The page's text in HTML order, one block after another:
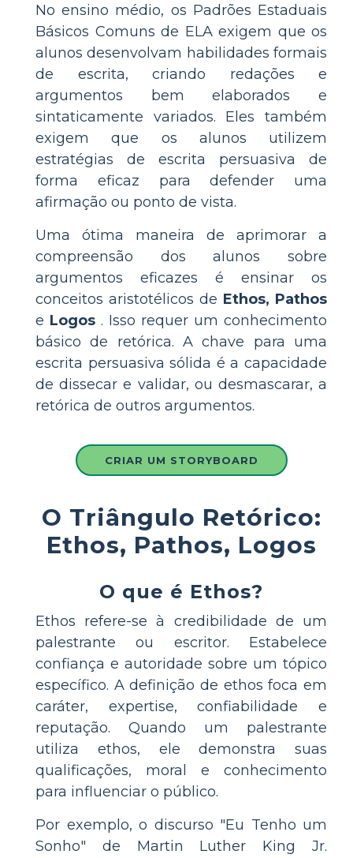
No ensino médio, os Padrões Estaduais
Básicos Comuns de ELA exigem que os
alunos desenvolvam habilidades formais
de escrita, criando redações e
argumentos bem elaborados e
sintaticamente variados. Eles também
exigem que os alunos utilizem
estratégias de escrita persuasiva de
forma eficaz para defender uma
afirmação ou ponto de vista.
Uma ótima maneira de aprimorar a
compreensão dos alunos sobre
argumentos eficazes é ensinar os
conceitos aristotélicos de Ethos, Pathos
e Logos . Isso requer um conhecimento
básico de retórica. A chave para uma
escrita persuasiva sólida é a capacidade
de dissecar e validar, ou desmascarar, a
retórica de outros argumentos.
CRIAR UM STORYBOARD
O Triângulo Retórico:
Ethos, Pathos, Logos
O que é Ethos?
Ethos refere-se à credibilidade de um
palestrante ou escritor. Estabelece
confiança e autoridade sobre um tópico
específico. A definição de ethos foca em
caráter, expertise, confiabilidade e
reputação. Quando um palestrante
utiliza ethos, ele demonstra suas
qualificações, moral e conhecimento
para influenciar o público.
Por exemplo, o discurso "Eu Tenho um
Sonho" de Martin Luther King Jr.